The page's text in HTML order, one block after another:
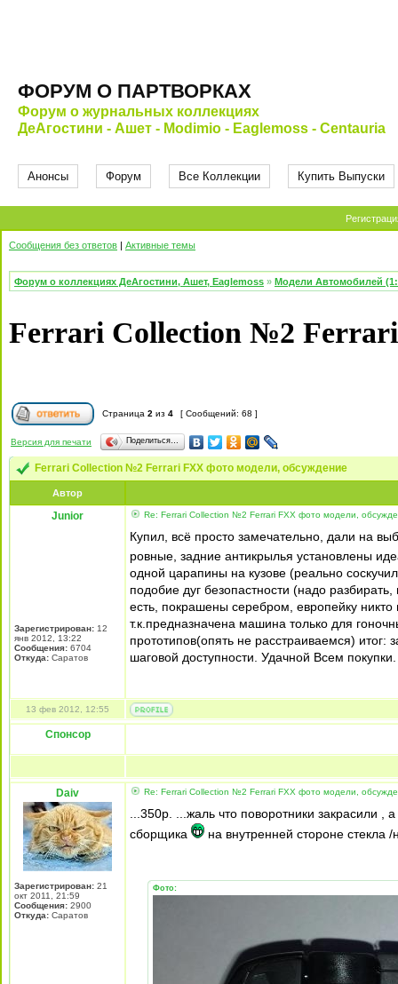
ФОРУМ О ПАРТВОРКАХ
Форум о журнальных коллекциях
ДеАгостини - Ашет - Modimio - Eaglemoss - Centauria
Анонсы Форум Все Коллекции Купить Выпуски
Сообщения без ответов | Активные темы
Форум о коллекциях ДеАгостини, Ашет, Eaglemoss » Модели Автомобилей
Ferrari Collection №2 Ferrari
Страница 2 из 4 [ Сообщений: 68 ]
Версия для печати Поделиться…
Ferrari Collection №2 Ferrari FXX фото модели, обсуждение
Автор
Junior
Зарегистрирован: 12
янв 2012, 13:22
Сообщения: 6704
Откуда: Cаратов
Re: Ferrari Collection №2 Ferrari FXX фото модели,
Купил, всё просто замечательно, дали на
ровные, задние антикрылья установлены
одной царапины на кузове (реально
подобие дуг безопастности (надо
есть, покрашены серебром, европейку
т.к.предназначена машина только для
прототипов(опять не расстраиваемся)
шаговой доступности. Удачной Всем покупки.
13 фев 2012, 12:55
Спонсор
Daiv
Зарегистрирован: 21
окт 2011, 21:59
Сообщения: 2900
Откуда: Саратов
Re: Ferrari Collection №2 Ferrari FXX фото модели,
...350р. ...жаль что поворотники закрасили
сборщика
на внутренней стороне стекла
Фото: